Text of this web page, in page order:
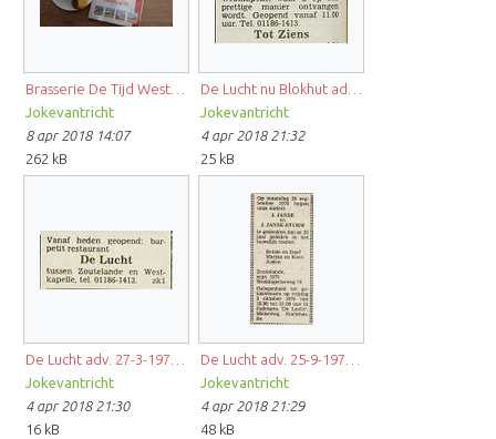
Jokevantricht
8 apr 2018 14:07
262 kB
Jokevantricht
4 apr 2018 21:32
25 kB
Jokevantricht
4 apr 2018 21:30
16 kB
Jokevantricht
4 apr 2018 21:29
48 kB